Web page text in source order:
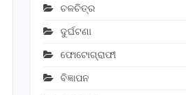
ଚଳଚିତ୍ର
ଦୁର୍ଘଟଣା
ଫୋଟୋଗ୍ରାଫୀ
ବିଜ୍ଞାପନ